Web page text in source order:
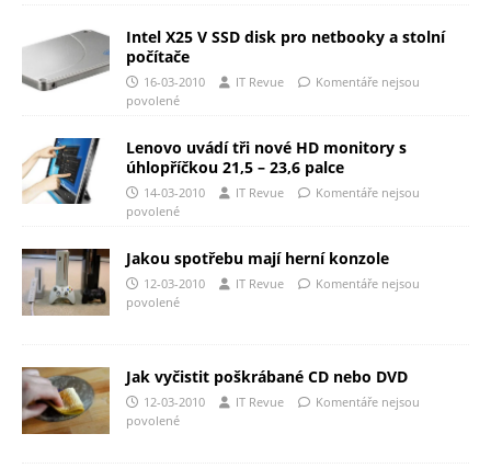
Intel X25 V SSD disk pro netbooky a stolní
počítače
16-03-2010 IT Revue
Komentáře nejsou
povolené
Lenovo uvádí tři nové HD monitory s
úhlopříčkou 21,5 – 23,6 palce
14-03-2010 IT Revue
Komentáře nejsou
povolené
Jakou spotřebu mají herní konzole
12-03-2010 IT Revue
Komentáře nejsou
povolené
Jak vyčistit poškrábané CD nebo DVD
12-03-2010 IT Revue
Komentáře nejsou
povolené